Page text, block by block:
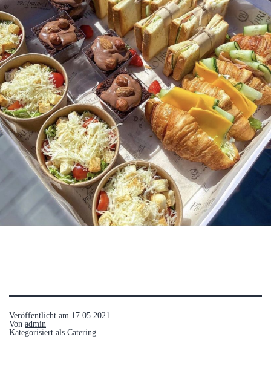
Veröffentlicht am 17.05.2021
Von admin
Kategorisiert als Catering